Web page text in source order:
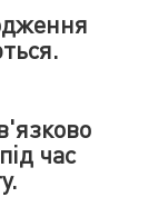
час